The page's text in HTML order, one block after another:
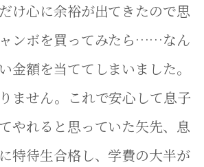
け心に余裕が出てきたので思
ンボを買ってみたら……なん
金額を当ててしまいました。
ません。これで安心して息子
やれると思っていた矢先、息
特待生合格し、学費の大半が